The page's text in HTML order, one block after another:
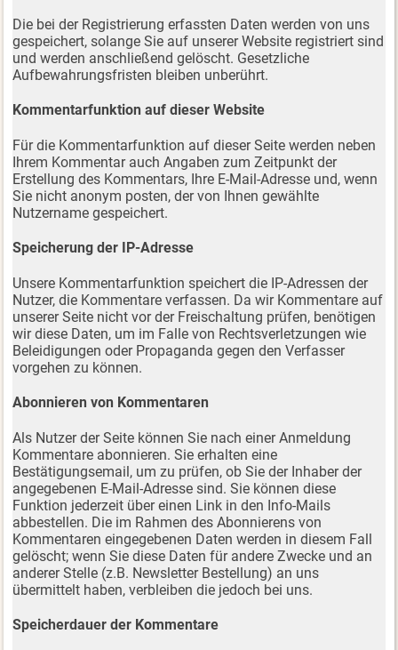
Die bei der Registrierung erfassten Daten werden von uns
gespeichert, solange Sie auf unserer Website registriert sind
und werden anschließend gelöscht. Gesetzliche
Aufbewahrungsfristen bleiben unberührt.
Kommentarfunktion auf dieser Website
Für die Kommentarfunktion auf dieser Seite werden neben
Ihrem Kommentar auch Angaben zum Zeitpunkt der
Erstellung des Kommentars, Ihre E-Mail-Adresse und, wenn
Sie nicht anonym posten, der von Ihnen gewählte
Nutzername gespeichert.
Speicherung der IP-Adresse
Unsere Kommentarfunktion speichert die IP-Adressen der
Nutzer, die Kommentare verfassen. Da wir Kommentare auf
unserer Seite nicht vor der Freischaltung prüfen, benötigen
wir diese Daten, um im Falle von Rechtsverletzungen wie
Beleidigungen oder Propaganda gegen den Verfasser
vorgehen zu können.
Abonnieren von Kommentaren
Als Nutzer der Seite können Sie nach einer Anmeldung
Kommentare abonnieren. Sie erhalten eine
Bestätigungsemail, um zu prüfen, ob Sie der Inhaber der
angegebenen E-Mail-Adresse sind. Sie können diese
Funktion jederzeit über einen Link in den Info-Mails
abbestellen. Die im Rahmen des Abonnierens von
Kommentaren eingegebenen Daten werden in diesem Fall
gelöscht; wenn Sie diese Daten für andere Zwecke und an
anderer Stelle (z.B. Newsletter Bestellung) an uns
übermittelt haben, verbleiben die jedoch bei uns.
Speicherdauer der Kommentare